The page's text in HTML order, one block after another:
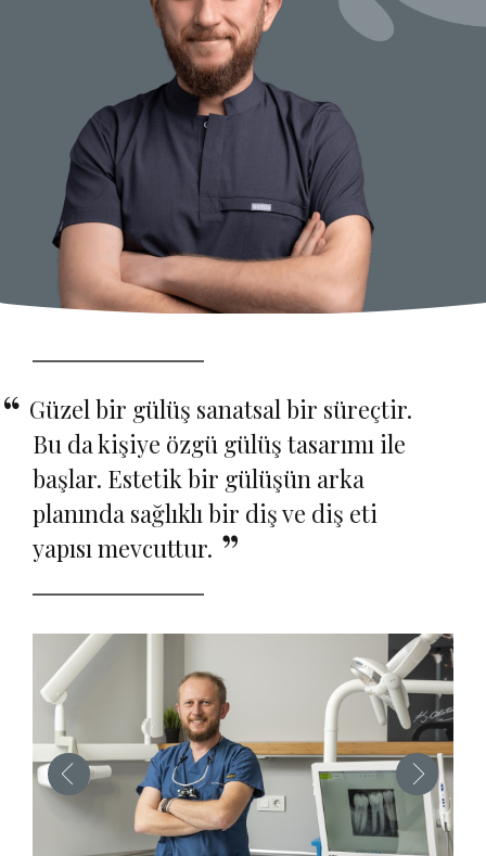
Güzel bir gülüş sanatsal bir süreçtir.
Bu da kişiye özgü gülüş tasarımı ile
başlar. Estetik bir gülüşün arka
planında sağlıklı bir diş ve diş eti
yapısı mevcuttur.